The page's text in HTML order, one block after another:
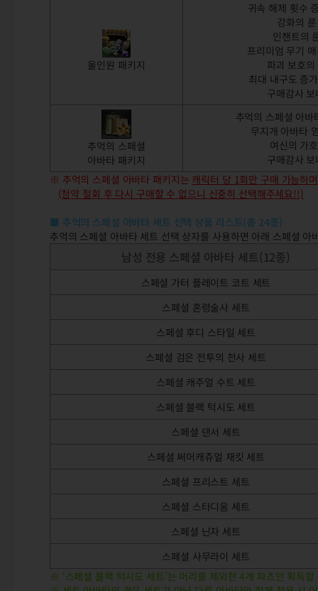
올인원 패키지
귀속 해제 횟수
강화의
인챈트의
프리미엄 무기
파괴 보호
최대 내구도 증
구매감사
추억의 스페셜
아바타 패키지
추억의 스페셜 아
무지개 아바타
여신의 가
구매감사
※ 추억의 스페셜 아바타 패키지는 캐릭터 당 1회만 구매 가능하
(청약 철회 후 다시 구매할 수 없으니 신중히 선택해주세요!!)
■ 추억의 스페셜 아바타 세트 선택 상품 리스트(총 24종)
추억의 스페셜 아바타 세트 선택 상자를 사용하면 아래 스페셜
남성 전용 스페셜 아바타 세트(12종)
스페셜 가터 플레이트 코트 세트
스페셜 혼령술사 세트
스페셜 후디 스타일 세트
스페셜 검은 전투의 천사 세트
스페셜 캐주얼 수트 세트
스페셜 블랙 턱시도 세트
스페셜 댄서 세트
스페셜 써머캐쥬얼 재킷 세트
스페셜 프리스트 세트
스페셜 스타디움 세트
스페셜 닌자 세트
스페셜 사무라이 세트
※ ‘스페셜 블랙 턱시도 세트’는 머리를 제외한 4개 파츠만 획득